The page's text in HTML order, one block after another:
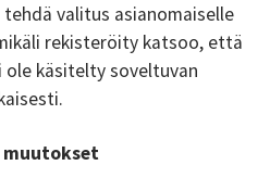
valitus asianomaiselle
rekisteröity katsoo, että
käsitelty soveltuvan
muutokset